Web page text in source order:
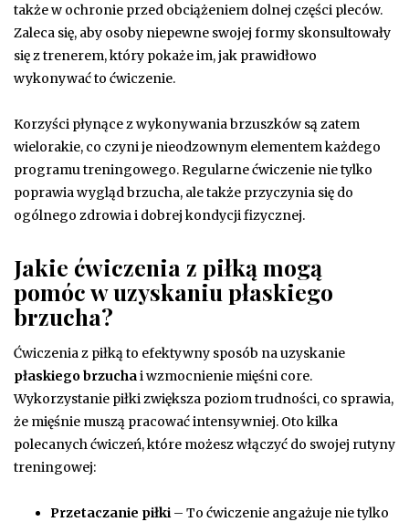
także w ochronie przed obciążeniem dolnej części pleców.
Zaleca się, aby osoby niepewne swojej formy skonsultowały
się z trenerem, który pokaże im, jak prawidłowo
wykonywać to ćwiczenie.
Korzyści płynące z wykonywania brzuszków są zatem
wielorakie, co czyni je nieodzownym elementem każdego
programu treningowego. Regularne ćwiczenie nie tylko
poprawia wygląd brzucha, ale także przyczynia się do
ogólnego zdrowia i dobrej kondycji fizycznej.
Jakie ćwiczenia z piłką mogą
pomóc w uzyskaniu płaskiego
brzucha?
Ćwiczenia z piłką to efektywny sposób na uzyskanie
płaskiego brzuchai wzmocnienie mięśni core.
Wykorzystanie piłki zwiększa poziom trudności, co sprawia,
że mięśnie muszą pracować intensywniej. Oto kilka
polecanych ćwiczeń, które możesz włączyć do swojej rutyny
treningowej:
Przetaczanie piłki – To ćwiczenie angażuje nie tylko